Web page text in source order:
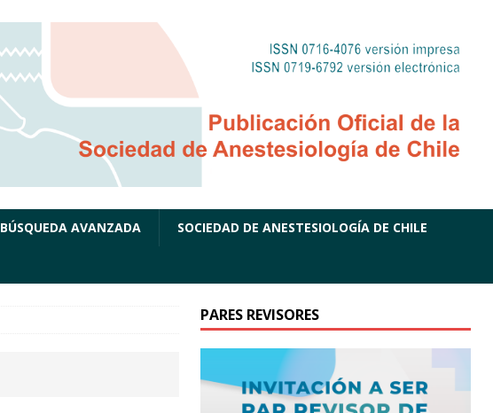
BÚSQUEDA AVANZADA SOCIEDAD DE ANESTESIOLOGÍA DE CHILE
PARES REVISORES